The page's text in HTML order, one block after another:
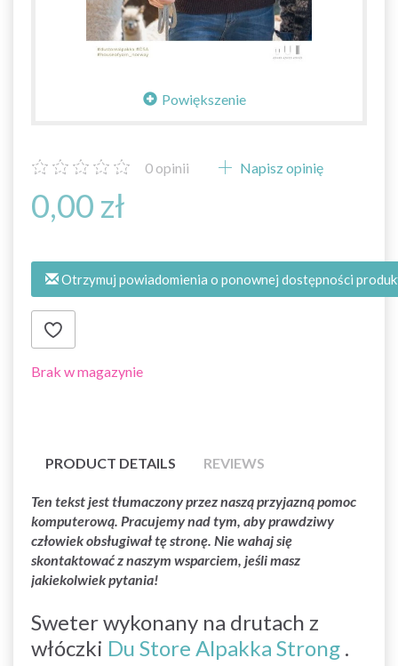
Powiększenie
0 opinii Napisz opinię
0,00 zł
Otrzymuj powiadomienia o ponownej dostępności
Brak w magazynie
PRODUCT DETAILS REVIEWS
Ten tekst jest tłumaczony przez naszą przyjazną pomoc
komputerową. Pracujemy nad tym, aby prawdziwy
człowiek obsługiwał tę stronę. Nie wahaj się
skontaktować z naszym wsparciem, jeśli masz
jakiekolwiek pytania!
Sweter wykonany na drutach z
włóczki Du Store Alpakka Strong .